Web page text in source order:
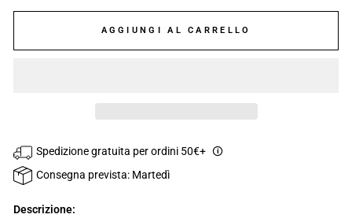
AGGIUNGI AL CARRELLO
Spedizione gratuita per ordini 50€+ 🛈
Consegna prevista: Martedì
Descrizione: